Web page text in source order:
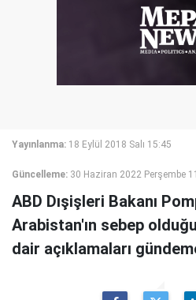
Yayınlanma: 18 Eylül 2018 Salı 15:45
Güncelleme: 30 Haziran 2022 Perşembe
ABD Dışişleri Bakanı
Arabistan'ın sebep
dair açıklamaları